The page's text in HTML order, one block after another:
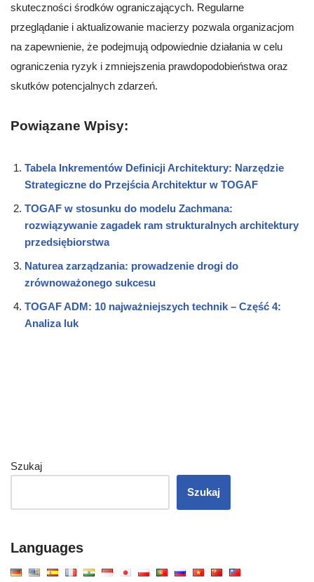
skuteczności środków ograniczających. Regularne
przeglądanie i aktualizowanie macierzy pozwala organizacjom
na zapewnienie, że podejmują odpowiednie działania w celu
ograniczenia ryzyk i zmniejszenia prawdopodobieństwa oraz
skutków potencjalnych zdarzeń.
Powiązane Wpisy:
Tabela Inkrementów Definicji Architektury: Narzędzie
Strategiczne do Przejścia Architektur w TOGAF
TOGAF w stosunku do modelu Zachmana:
rozwiązywanie zagadek ram strukturalnych architektury
przedsiębiorstwa
Naturea zarządzania: prowadzenie drogi do
zrównoważonego sukcesu
TOGAF ADM: 10 najważniejszych technik – Część 4:
Analiza luk
Szukaj
Szukaj
Languages